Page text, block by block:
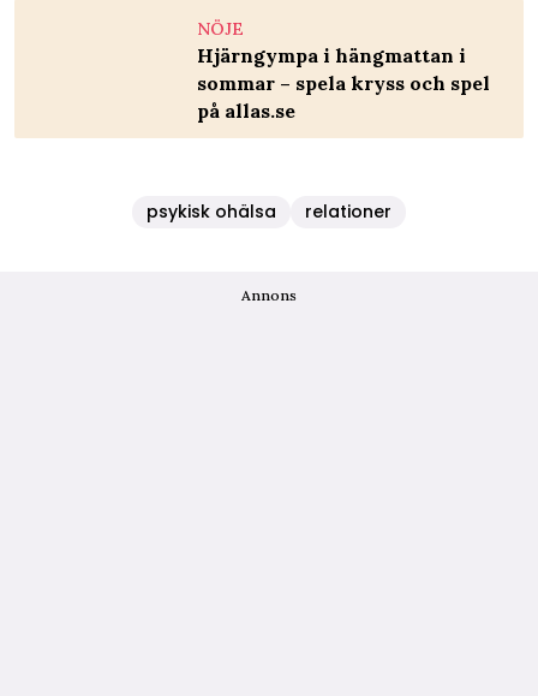
NÖJE
Hjärngympa i hängmattan i
sommar – spela kryss och spel
på allas.se
psykisk ohälsa relationer
Annons